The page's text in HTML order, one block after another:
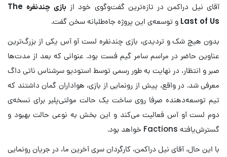
آقای نیل دراکمن در تازه‌ترین گفت‌وگوی خود از
بازی چندنفره The
Last of Us و توسعه‌ی این پروژه جاه‌طلبانه سخن گفت.
بدون هیچ شک و تردیدی، بازی چندنفره لست آو آس یکی از بزرگ‌ترین
عناوین حاضر در مراسم سامر گیم فست بود. عنوانی که بعد از مدت‌ها
صبر و انتظار، در نهایت به طور رسمی توسط استودیو سرشناس ناتی داگ
معرفی شد. در واقع، پیش از رونمایی از بازی، هواداران گمان داشتند که
تیم توسعه‌دهنده صرفا روی ساخت یک حالت مولتی‌پلیر برای نسخه‌ی
دوم لست آو آس فعالیت می‌کند و این بخش به نوعی حالت بهبود و
گسترش‌یافته Factions خواهد بود.
با این حال، آقای نیل دراکمن، کارگردان سری آخرین ما، در جریان رونمایی